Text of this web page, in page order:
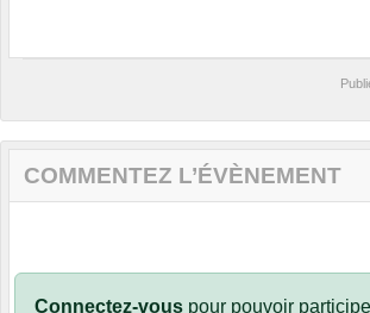
COMMENTEZ L’ÉVÈNEMENT
Connectez-vous pour pouvoir